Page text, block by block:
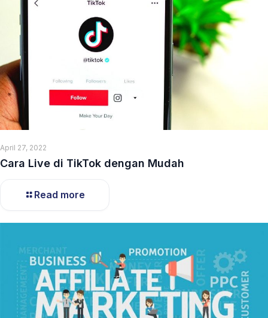
April 27, 2022
Cara Live di TikTok dengan Mudah
Read more